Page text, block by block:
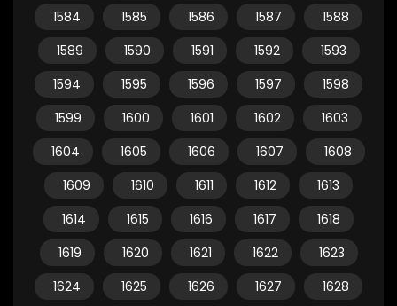
1584
1585 1586 1587
1588
1589
1590 1591 1592
1593
1594
1595 1596 1597
1598
1599
1600 1601 1602
1603
1604
1605 1606 1607
1608
1609
1610 1611 1612
1613
1614
1615 1616 1617
1618
1619
1620 1621 1622
1623
1624
1625 1626 1627
1628